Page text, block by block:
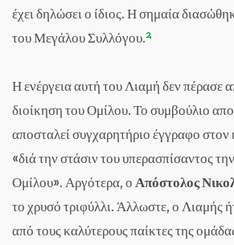
έχει δηλώσει ο ίδιος. Η σημαία
του Μεγάλου Συλλόγου.2
Η ενέργεια αυτή του Λιαμή δεν πέρασε
διοίκηση του Ομίλου. Το συμβούλιο
αποσταλεί συγχαρητήριο έγγραφο
«διά την στάσιν του υπερασπίσαντος
Ομίλου». Αργότερα, οΑπόστολος
το χρυσό τριφύλλι. Άλλωστε, ο Λιαμής
από τους καλύτερους παίκτες της